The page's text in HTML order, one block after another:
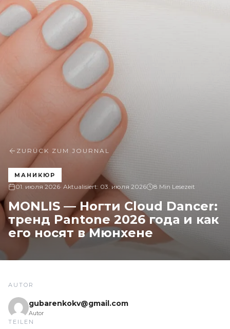
ZURÜCK ZUM JOURNAL
МАНИКЮР
01. июля 2026· Aktualisiert: 03. июля 2026 8 Min Lesezeit
MONLIS — Ногти Cloud Dancer:
тренд Pantone 2026 года и как
его носят в Мюнхене
AUTOR
gubarenkokv@gmail.com
Autor
TEILEN